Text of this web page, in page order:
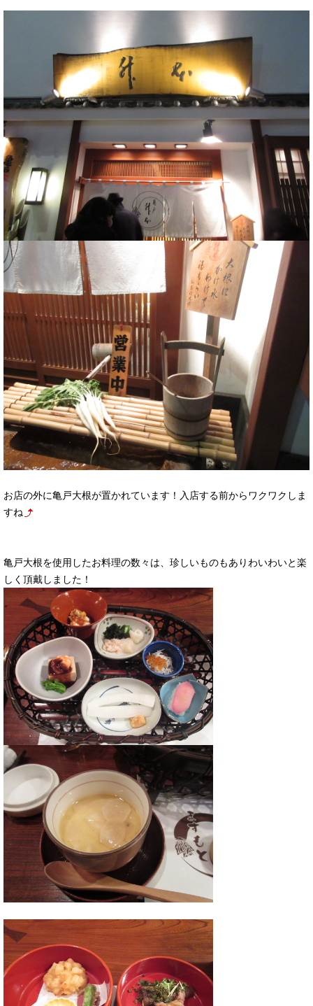
お店の外に亀戸大根が置かれています！入店する前からワクワクしま
すね
亀戸大根を使用したお料理の数々は、珍しいものもありわいわいと楽
しく頂戴しました！